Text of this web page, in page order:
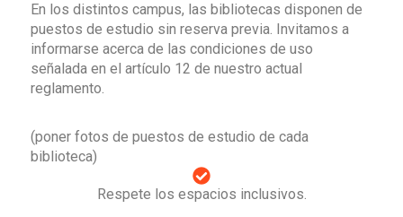
En los distintos campus, las bibliotecas disponen de
puestos de estudio sin reserva previa. Invitamos a
informarse acerca de las condiciones de uso
señalada en el artículo 12 de nuestro actual
reglamento.
(poner fotos de puestos de estudio de cada
biblioteca)
Respete los espacios inclusivos.